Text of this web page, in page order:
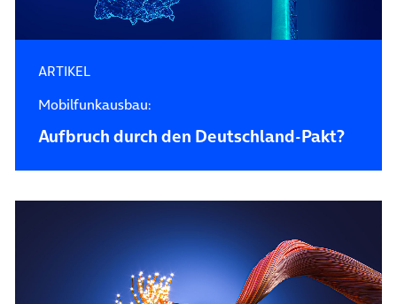
ARTIKEL
Mobilfunkausbau:
Aufbruch durch den Deutschland-Pakt?